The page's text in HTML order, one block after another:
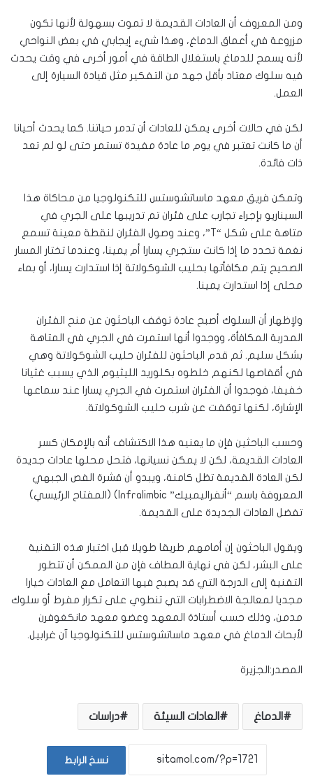
ومن المعروف أن العادات القديمة لا تموت بسهولة لأنها تكون
مزروعة في أعماق الدماغ، وهذا شيء إيجابي في بعض النواحي
لأنه يسمح للدماغ باستغلال الطاقة في أمور أخرى في وقت يحدث
فيه سلوك معتاد بأقل جهد من التفكير مثل قيادة السيارة إلى
العمل.
لكن في حالات أخرى يمكن للعادات أن تدمر حياتنا. كما يحدث أحيانا
أن ما كانت تعتبر في يوم ما عادة مفيدة تستمر حتى لو لم تعد
ذات فائدة.
وتمكن فريق معهد ماساتشوستس للتكنولوجيا من محاكاة هذا
السيناريو بإجراء تجارب على فئران تم تدريبها على الجري في
متاهة على شكل “T”، وعند وصول الفئران لنقطة معينة تسمع
نغمة تحدد ما إذا كانت ستجري يسارا أم يمينا، وعندما تختار المسار
الصحيح يتم مكافأتها بحليب الشوكولاتة إذا استدارت يسارا، أو بماء
محلى إذا استدارت يمينا.
ولإظهار أن السلوك أصبح عادة توقف الباحثون عن منح الفئران
المدربة المكافأة، ووجدوا أنها استمرت في الجري في المتاهة
بشكل سليم. ثم قدم الباحثون للفئران حليب الشوكولاتة وهي
في أقفاصها لكنهم خلطوه بكلوريد الليثيوم الذي يسبب غثيانا
خفيفا، فوجدوا أن الفئران استمرت في الجري يسارا عند سماعها
الإشارة، لكنها توقفت عن شرب حليب الشوكولاتة.
وحسب الباحثين فإن ما يعنيه هذا الاكتشاف أنه بالإمكان كسر
العادات القديمة، لكن لا يمكن نسيانها، فتحل محلها عادات جديدة
لكن العادة القديمة تظل كامنة، ويبدو أن قشرة الفص الجبهي
المعروفة باسم “أنفراليمبيك” Infralimbic) (المفتاح الرئيسي)
تفضل العادات الجديدة على القديمة.
ويقول الباحثون إن أمامهم طريقا طويلا قبل اختبار هذه التقنية
على البشر، لكن في نهاية المطاف فإن من الممكن أن تتطور
التقنية إلى الدرجة التي قد يصبح فيها التعامل مع العادات خيارا
مجديا لمعالجة الاضطرابات التي تنطوي على تكرار مفرط أو سلوك
مدمن، وذلك حسب أستاذة المعهد وعضو معهد مانكغوفرن
لأبحاث الدماغ في معهد ماساتشوستس للتكنولوجيا آن غرابيل.
المصدر:الجزيرة
الدماغ العادات السيئة دراسات
نسخ الرابط